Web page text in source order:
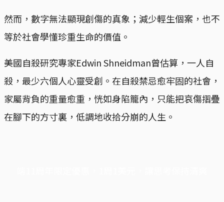
然而，數字無法顯現創傷的真象；減少輕生個案，也不
等於社會學懂珍重生命的價值。
美國自殺研究專家Edwin Shneidman曾估算，一人自
殺，最少六個人心靈受創。在自殺禁忌愈牢固的社會，
家屬背負的重量愈重，恍如身陷籠內，只能把哀傷摺疊
在腳下的方寸裏，低調地收拾分崩的人生。